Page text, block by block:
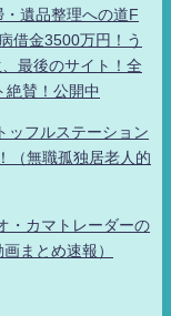
遺品整理への道F
借金3500万円！う
最後のサイト！全
絶賛！公開中
ッフルステーション
（無職孤独居老人的
・カマトレーダーの
まとめ速報）